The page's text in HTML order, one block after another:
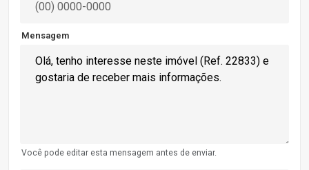
Mensagem
Você pode editar esta mensagem antes de enviar.